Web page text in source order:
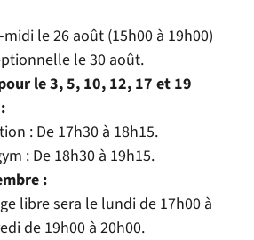
le 26 août (15h00 à 19h00)
le 30 août.
le 3, 5, 10, 12, 17 et 19
: De 17h30 à 18h15.
: De 18h30 à 19h15.
:
libre sera le lundi de 17h00 à
de 19h00 à 20h00.